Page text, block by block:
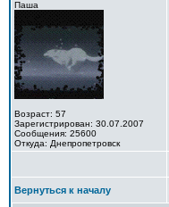
Паша
Возраст: 57
Зарегистрирован: 30.07.2007
Сообщения: 25600
Откуда: Днепропетровск
Вернуться к началу